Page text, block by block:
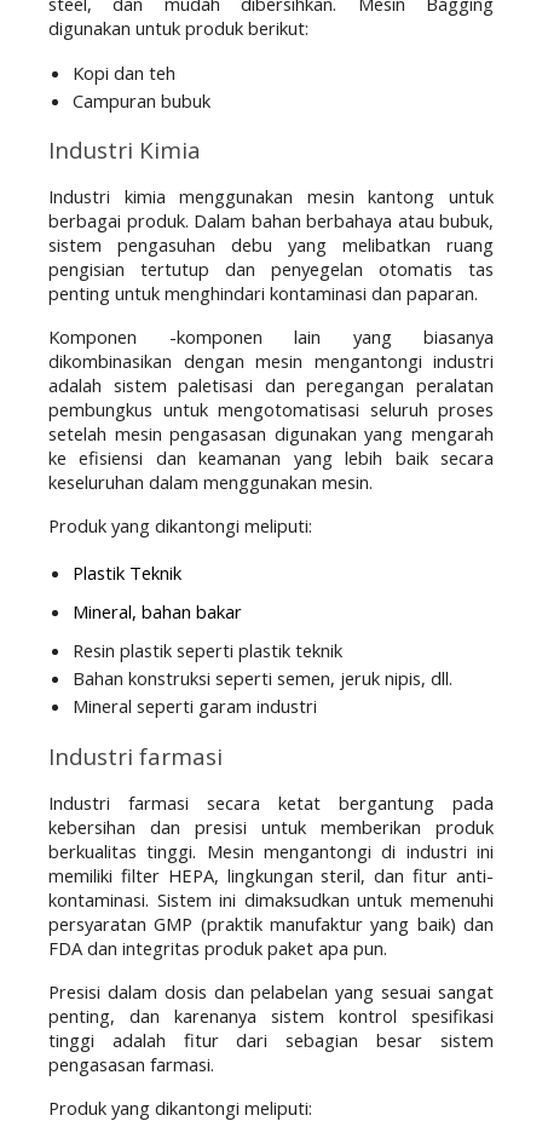
digunakan untuk produk berikut:
Kopi dan teh
Campuran bubuk
Industri Kimia
Industri kimia menggunakan mesin kantong untuk
berbagai produk. Dalam bahan berbahaya atau bubuk,
sistem pengasuhan debu yang melibatkan ruang
pengisian tertutup dan penyegelan otomatis tas
penting untuk menghindari kontaminasi dan paparan.
Komponen -komponen lain yang biasanya
dikombinasikan dengan mesin mengantongi industri
adalah sistem paletisasi dan peregangan peralatan
pembungkus untuk mengotomatisasi seluruh proses
setelah mesin pengasasan digunakan yang mengarah
ke efisiensi dan keamanan yang lebih baik secara
keseluruhan dalam menggunakan mesin.
Produk yang dikantongi meliputi:
Plastik Teknik
Mineral, bahan bakar
Resin plastik seperti plastik teknik
Bahan konstruksi seperti semen, jeruk nipis, dll.
Mineral seperti garam industri
Industri farmasi
Industri farmasi secara ketat bergantung pada
kebersihan dan presisi untuk memberikan produk
berkualitas tinggi. Mesin mengantongi di industri ini
memiliki filter HEPA, lingkungan steril, dan fitur anti-
kontaminasi. Sistem ini dimaksudkan untuk memenuhi
persyaratan GMP (praktik manufaktur yang baik) dan
FDA dan integritas produk paket apa pun.
Presisi dalam dosis dan pelabelan yang sesuai sangat
penting, dan karenanya sistem kontrol spesifikasi
tinggi adalah fitur dari sebagian besar sistem
pengasasan farmasi.
Produk yang dikantongi meliputi: